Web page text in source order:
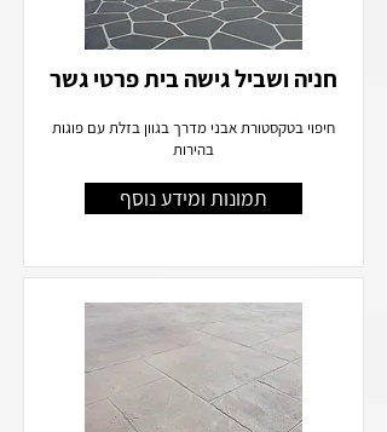
חניה ושביל גישה בית פרטי גשר
חיפוי בטקסטורת אבני מדרך בגוון בזלת עם פוגות
בהירות
תמונות ומידע נוסף